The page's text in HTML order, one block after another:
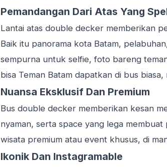
Pemandangan Dari Atas Yang
Lantai atas double decker memberikan
Baik itu panorama kota Batam,
sempurna untuk selfie, foto bareng
bisa Teman Batam dapatkan di bus
Nuansa Eksklusif Dan Premium
Bus double decker memberikan kesan
nyaman, serta space yang lega
wisata premium atau event khusus, di
Ikonik Dan Instagramable